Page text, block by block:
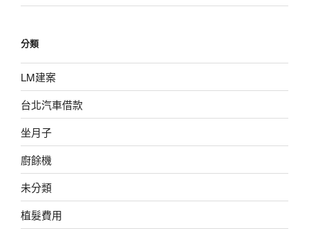
分類
LM建案
台北汽車借款
坐月子
廚餘機
未分類
植髮費用